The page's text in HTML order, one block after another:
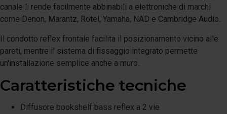
canale li rende facilmente abbinabili a elettroniche di marchi
come Denon, Marantz, Rotel, Yamaha, NAD e Cambridge Audio.
Il condotto reflex frontale facilita il posizionamento vicino alle
pareti, mentre il sistema di fissaggio integrato permette
un'installazione semplice anche a muro.
Caratteristiche tecniche
Diffusore bookshelf bass reflex a 2 vie